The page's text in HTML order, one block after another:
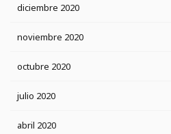
diciembre 2020
noviembre 2020
octubre 2020
julio 2020
abril 2020